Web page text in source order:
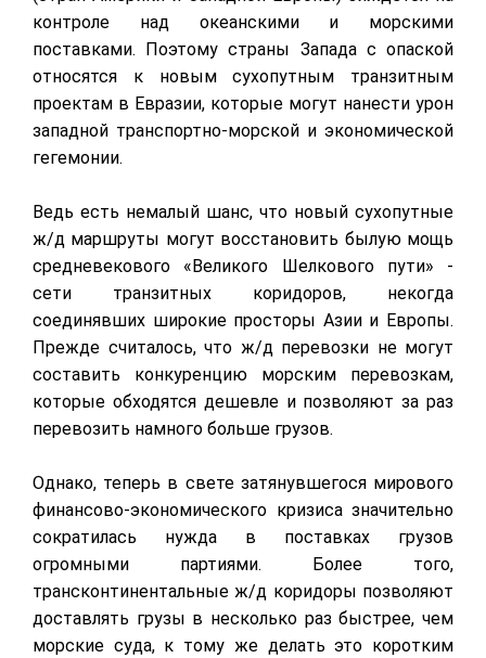
контроле над океанскими и морскими
поставками. Поэтому страны Запада с опаской
относятся к новым сухопутным транзитным
проектам в Евразии, которые могут нанести урон
западной транспортно-морской и экономической
гегемонии.
Ведь есть немалый шанс, что новый сухопутные
ж/д маршруты могут восстановить былую мощь
средневекового «Великого Шелкового пути» -
сети транзитных коридоров, некогда
соединявших широкие просторы Азии и Европы.
Прежде считалось, что ж/д перевозки не могут
составить конкуренцию морским перевозкам,
которые обходятся дешевле и позволяют за раз
перевозить намного больше грузов.
Однако, теперь в свете затянувшегося мирового
финансово-экономического кризиса значительно
сократилась нужда в поставках грузов
огромными партиями. Более того,
трансконтинентальные ж/д коридоры позволяют
доставлять грузы в несколько раз быстрее, чем
морские суда, к тому же делать это коротким